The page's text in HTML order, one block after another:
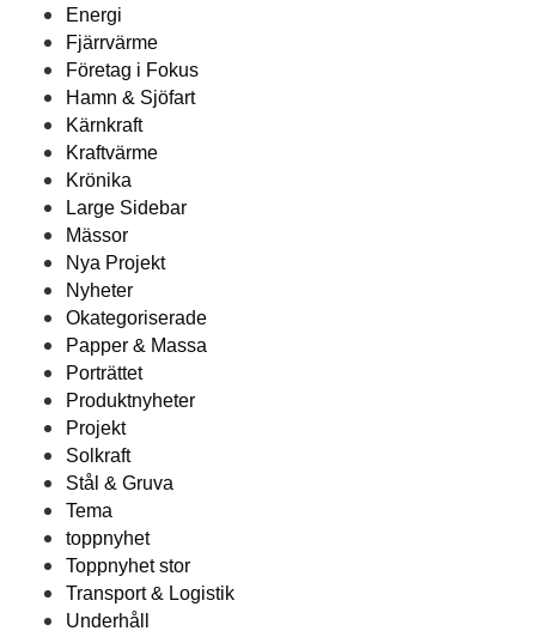
Energi
Fjärrvärme
Företag i Fokus
Hamn & Sjöfart
Kärnkraft
Kraftvärme
Krönika
Large Sidebar
Mässor
Nya Projekt
Nyheter
Okategoriserade
Papper & Massa
Porträttet
Produktnyheter
Projekt
Solkraft
Stål & Gruva
Tema
toppnyhet
Toppnyhet stor
Transport & Logistik
Underhåll